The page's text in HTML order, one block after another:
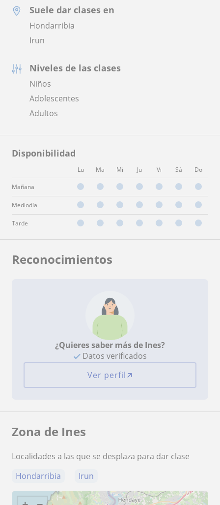
Suele dar clases en
Hondarribia
Irun
Niveles de las clases
Niños
Adolescentes
Adultos
Disponibilidad
Lu Ma Mi Ju Vi Sá Do
Mañana
Mediodía
Tarde
Reconocimientos
¿Quieres saber más de Ines?
Datos verificados
Ver perfil
Zona de Ines
Localidades a las que se desplaza para dar clase
Hondarribia
Irun